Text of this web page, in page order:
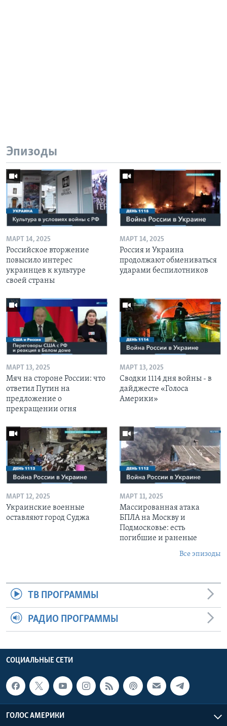
Эпизоды
МАРТ 14, 2025
Российское вторжение
повысило интерес
украинцев к культуре
своей страны
МАРТ 14, 2025
Россия и Украина
продолжают обмениваться
ударами беспилотников
МАРТ 13, 2025
Мяч на стороне России: что
ответил Путин на
предложение о
прекращении огня
МАРТ 13, 2025
Сводки 1114 дня войны - в
дайджесте «Голоса
Америки»
МАРТ 12, 2025
Украинские военные
оставляют город Суджа
МАРТ 11, 2025
Массированная атака
БПЛА на Москву и
Подмосковье: есть
погибшие и раненые
Все эпизоды
ТВ ПРОГРАММЫ
РАДИО ПРОГРАММЫ
СОЦИАЛЬНЫЕ СЕТИ
ГОЛОС АМЕРИКИ